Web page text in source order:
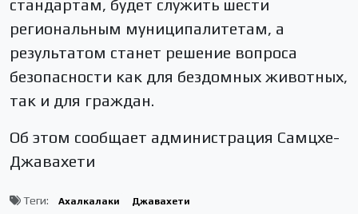
стандартам, будет служить шести
региональным муниципалитетам, а
результатом станет решение вопроса
безопасности как для бездомных животных,
так и для граждан.
Об этом сообщает администрация Самцхе-
Джавахети
Теги: Ахалкалаки Джавахети